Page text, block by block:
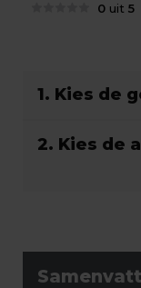
0 uit5
1. Kies de
2. Kies de